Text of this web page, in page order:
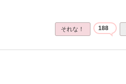
それな！ 188